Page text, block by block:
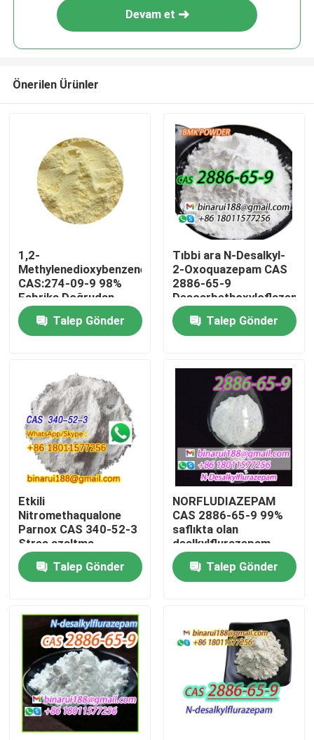
Evde
Videolar
Hakkımızda
Fabrika turu
Kalite kontrol
Günlük Kimyasal Hammaddeler
Organik olmayan kimyasallar ham madde
İnce Kimyasal Ara Maddeler
Devam et
Önerilen Ürünler
1,2-
Methylenedioxybenzene
CAS:274-09-9 98%
Fabrika Doğrudan
Yüksek Kaliteli Yerine
Paketleme talebe göre
Talep Gönder
Tıbbi ara N-Desalkyl-
2-Oxoquazepam CAS
2886-65-9
Katı Formda Düzenli
Katı
Talep Gönder
Etkili
Nitromethaqualone
Parnox CAS 340-52-3
Stres azaltma
Talep Gönder
NORFLUDIAZEPAM
CAS 2886-65-9 99%
saflıkta olan
dealkylflurazepam
Talep Gönder